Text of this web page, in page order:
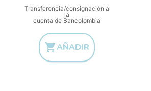
Transferencia/consignación a
la
cuenta de Bancolombia
AÑADIR